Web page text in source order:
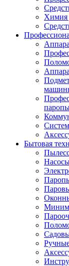
Химия
Бытовая